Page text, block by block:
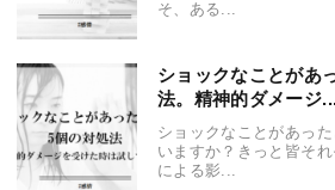
そ、ある...
ショックなことがあ
法。精神的ダメージ
ショックなことがあっ
いますか？きっと皆そ
による影...